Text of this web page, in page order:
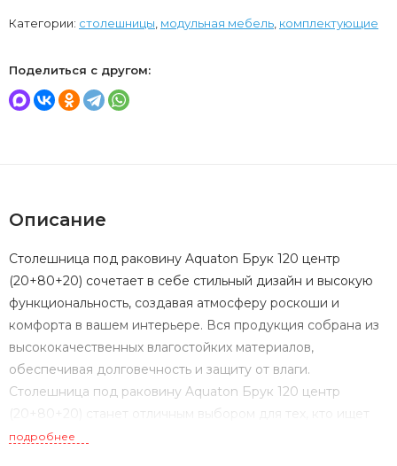
Категории: столешницы модульная мебель комплектующие
Поделиться с другом:
Описание
Столешница под раковину Aquaton Брук 120 центр
(20+80+20) сочетает в себе стильный дизайн и высокую
функциональность, создавая атмосферу роскоши и
комфорта в вашем интерьере. Вся продукция собрана из
высококачественных влагостойких материалов,
обеспечивая долговечность и защиту от влаги.
Столешница под раковину Aquaton Брук 120 центр
(20+80+20) станет отличным выбором для тех, кто ищет
сочетание эстетики, практичности и высокого качества в
подробнее